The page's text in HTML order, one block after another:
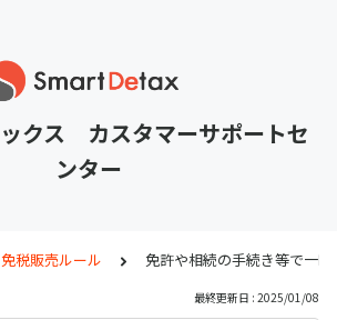
クス カスタマーサポートセ
ンター
税販売ルール 免許や相続の手続き等で一
最終更新日 : 2025/01/08